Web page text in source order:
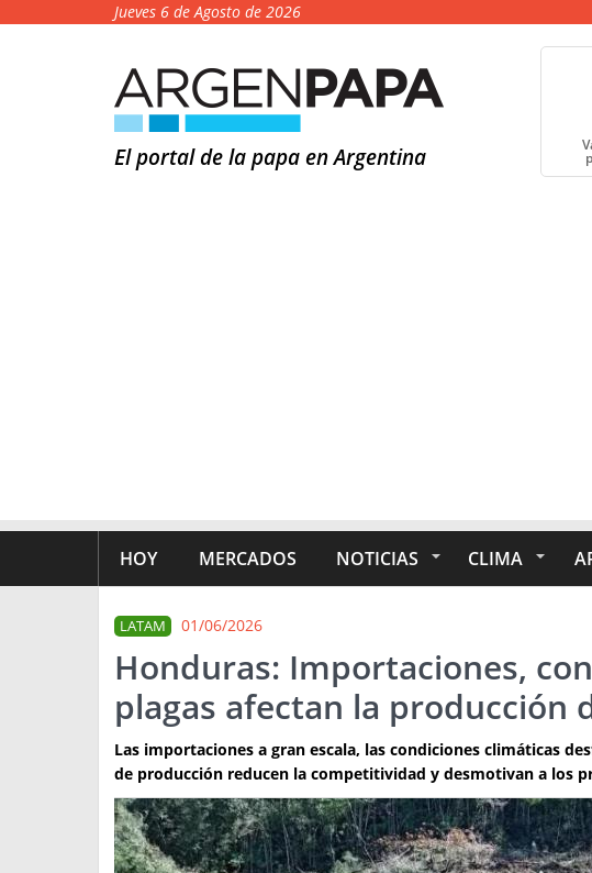
Jueves 6 de Agosto de 2026
El portal de la papa en Argentina
HOY MERCADOS NOTICIAS CLIMA
LATAM 01/06/2026
Honduras: Importaciones,
plagas afectan la producción
Las importaciones a gran escala, las condiciones climáticas
de producción reducen la competitividad y desmotivan a los